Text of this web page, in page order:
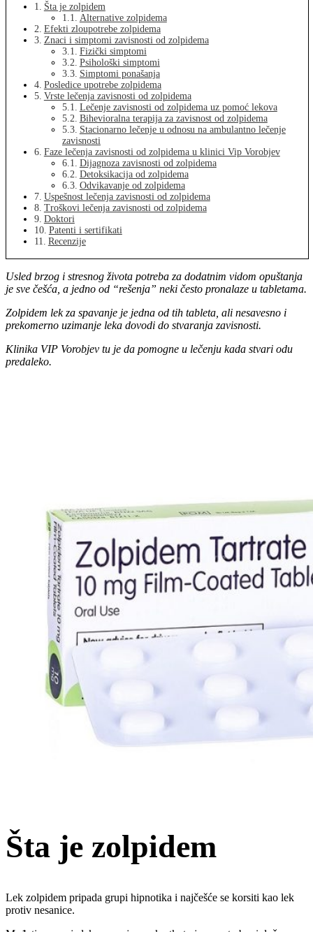
Šta je zolpidem
Alternative zolpidema
Efekti zloupotrebe zolpidema
Znaci i simptomi zavisnosti od zolpidema
Fizički simptomi
Psihološki simptomi
Simptomi ponašanja
Posledice upotrebe zolpidema
Vrste lečenja zavisnosti od zolpidema
Lečenje zavisnosti od zolpidema uz pomoć lekova
Bihevioralna terapija za zavisnost od zolpidema
Stacionarno lečenje u odnosu na ambulantno lečenje
zavisnosti
Faze lečenja zavisnosti od zolpidema u klinici Vip Vorobjev
Dijagnoza zavisnosti od zolpidema
Detoksikacija od zolpidema
Odvikavanje od zolpidema
Uspešnost lečenja zavisnosti od zolpidema
Troškovi lečenja zavisnosti od zolpidema
Doktori
Patenti i sertifikati
Recenzije
Usled brzog i stresnog života potreba za dodatnim vidom opuštanja
je sve češća, a jedno od “rešenja” neki često pronalaze u tabletama.
Zolpidem lek za spavanje je jedna od tih tableta, ali nesavesno i
prekomerno uzimanje leka dovodi do stvaranja zavisnosti.
Klinika VIP Vorobjev tu je da pomogne u lečenju kada stvari odu
predaleko.
Šta je zolpidem
Lek zolpidem pripada grupi hipnotika i najčešće se korsiti kao lek
protiv nesanice.